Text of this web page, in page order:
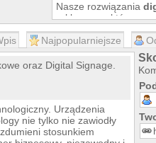
Nasze rozwiązania
reklamowe, które
treściami
rzeczywistym. Dzięki
spersonalizowanym
działań
sprzedaży.
Systemy
W ofercie Dasoft
kolejkowe, które
bankach,
kolejkomaty
Najpopularniejsze
oraz Digital Signage.
Urządzenia
nie tylko nie zawiodły
stosunkiem